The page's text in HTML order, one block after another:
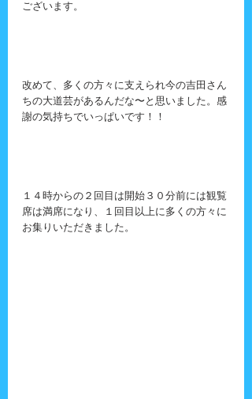
ございます。
改めて、多くの方々に支えられ今の吉田さん
ちの大道芸があるんだな〜と思いました。感
謝の気持ちでいっぱいです！！
１４時からの２回目は開始３０分前には観覧
席は満席になり、１回目以上に多くの方々に
お集りいただきました。